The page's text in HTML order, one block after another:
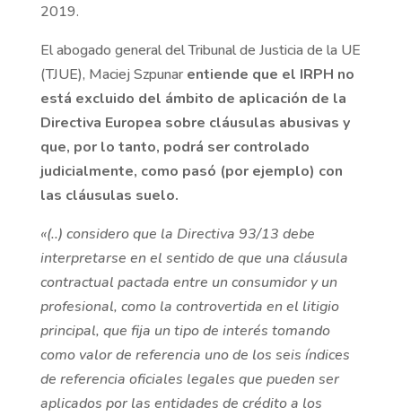
2019.
El abogado general del Tribunal de Justicia de la UE
(TJUE), Maciej Szpunarentiende que el IRPH no
está excluido del ámbito de aplicación de la
Directiva Europea sobre cláusulas abusivas y
que, por lo tanto, podrá ser controlado
judicialmente, como pasó (por ejemplo) con
las cláusulas suelo.
«(..) considero que la Directiva 93/13 debe
interpretarse en el sentido de que una cláusula
contractual pactada entre un consumidor y un
profesional, como la controvertida en el litigio
principal, que fija un tipo de interés tomando
como valor de referencia uno de los seis índices
de referencia oficiales legales que pueden ser
aplicados por las entidades de crédito a los